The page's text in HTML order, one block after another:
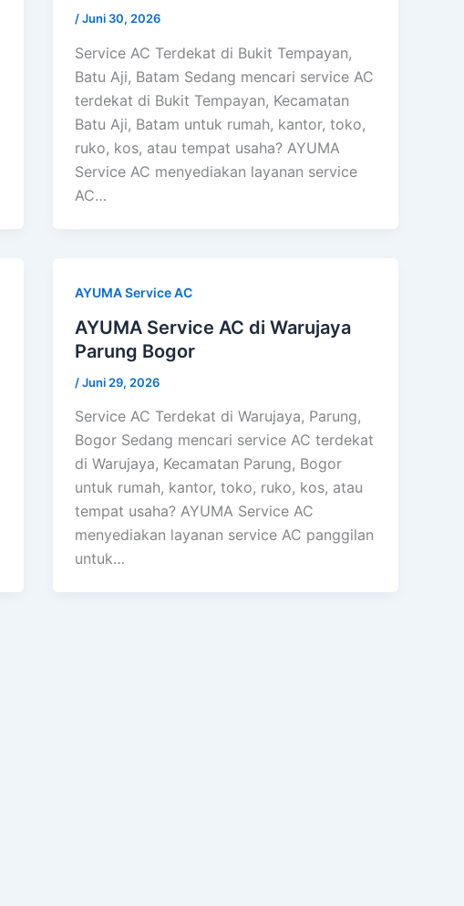
/Juni 30, 2026
Service AC Terdekat di Bukit Tempayan,
Batu Aji, Batam Sedang mencari service AC
terdekat di Bukit Tempayan, Kecamatan
Batu Aji, Batam untuk rumah, kantor, toko,
ruko, kos, atau tempat usaha? AYUMA
Service AC menyediakan layanan service
AC…
AYUMA Service AC
AYUMA Service AC di Warujaya
Parung Bogor
/Juni 29, 2026
Service AC Terdekat di Warujaya, Parung,
Bogor Sedang mencari service AC terdekat
di Warujaya, Kecamatan Parung, Bogor
untuk rumah, kantor, toko, ruko, kos, atau
tempat usaha? AYUMA Service AC
menyediakan layanan service AC panggilan
untuk…